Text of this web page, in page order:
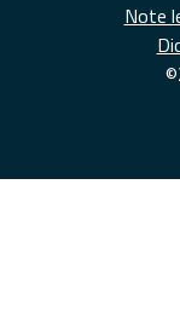
Note